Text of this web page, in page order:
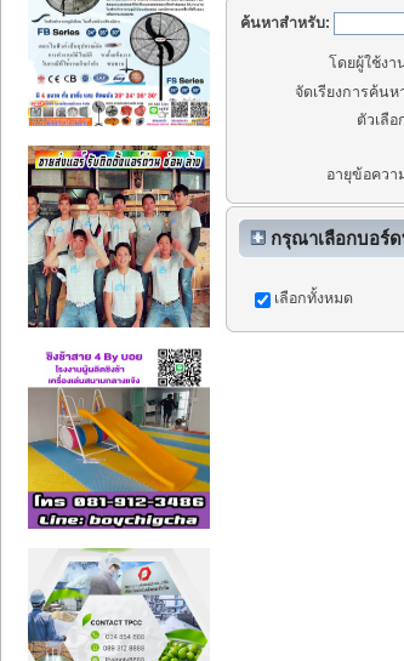
ค้นหาสำหรับ:
โดยผู้ใช้งา
จัดเรียงการค้นห
ตัวเลือ
อายุข้อควา
กรุณาเลือกบอร์
เลือกทั้งหมด